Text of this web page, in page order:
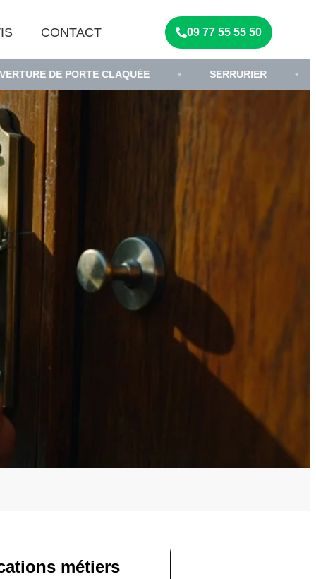
CONTACT 09 77 55 55 50
PORTE CLAQUÉE • SERRURIER •
métiers